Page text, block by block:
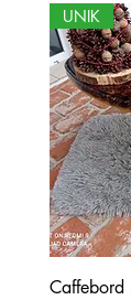
UNIK
Caffebord